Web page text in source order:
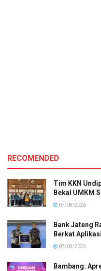
RECOMENDED
Tim KKN
Bekal UMKM
07/08/2026
Bank Jateng
Berkat
07/08/2026
Bambang: